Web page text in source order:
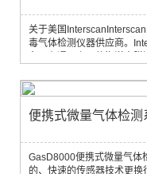
关于美国
毒气体检测仪器供应商。
移地致力于提供个性化设
悠久的卓越历史，
服务。产品简介：GasD...
便携式微量气体检
GasD8000便携式微量气体
的、快速的传感器技术更换